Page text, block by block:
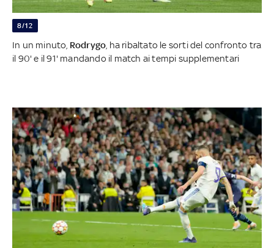
8/12
In un minuto, Rodrygo , ha ribaltato le sorti del confronto tra
il 90' e il 91' mandando il match ai tempi supplementari